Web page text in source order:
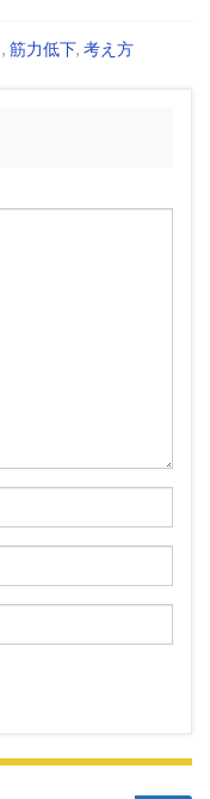
, 筋力低下, 考え方